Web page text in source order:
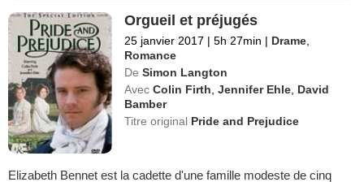
Orgueil et préjugés
25 janvier 2017 | 5h 27min | Drame
Romance
De Simon Langton
Avec Colin Firth ,Jennifer Ehle David
Bamber
Titre original Pride and Prejudice
Elizabeth Bennet est la cadette d'une famille modeste de cinq